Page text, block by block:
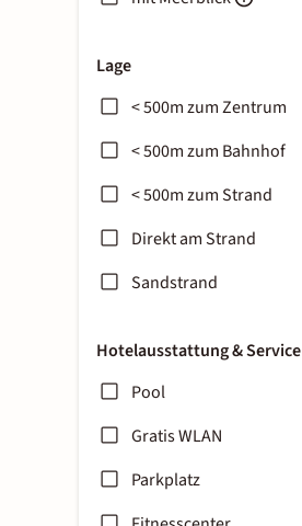
Lage
< 500m zum Zentrum
< 500m zum Bahnhof
< 500m zum Strand
Direkt am Strand
Sandstrand
Hotelausstattung & Service
Pool
Gratis WLAN
Parkplatz